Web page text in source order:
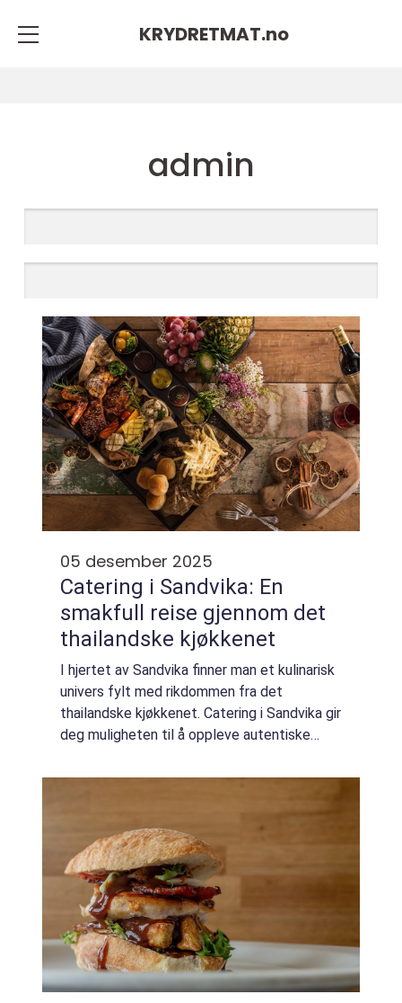
KRYDRETMAT.no
admin
05 desember 2025
Catering i Sandvika: En
smakfull reise gjennom det
thailandske kjøkkenet
I hjertet av Sandvika finner man et kulinarisk
univers fylt med rikdommen fra det
thailandske kjøkkenet. Catering i Sandvika gir
deg muligheten til å oppleve autentiske
tilstelning til nye h&o...